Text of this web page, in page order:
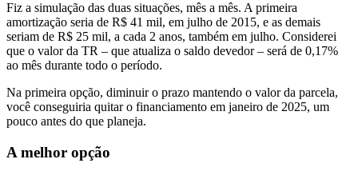
Fiz a simulação das duas situações, mês a mês. A primeira
amortização seria de R$ 41 mil, em julho de 2015, e as demais
seriam de R$ 25 mil, a cada 2 anos, também em julho. Considerei
que o valor da TR – que atualiza o saldo devedor – será de 0,17%
ao mês durante todo o período.
Na primeira opção, diminuir o prazo mantendo o valor da parcela,
você conseguiria quitar o financiamento em janeiro de 2025, um
pouco antes do que planeja.
A melhor opção